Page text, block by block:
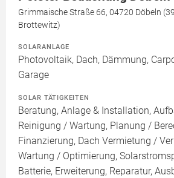
Grimmaische Straße 66, 04720 Döbeln
Brottewitz)
SOLARANLAGE
Photovoltaik, Dach, Dämmung,
Garage
SOLAR TÄTIGKEITEN
Beratung, Anlage & Installation,
Reinigung / Wartung, Planung /
Finanzierung, Dach Vermietung /
Wartung / Optimierung,
Batterie, Erweiterung, Reparatur,